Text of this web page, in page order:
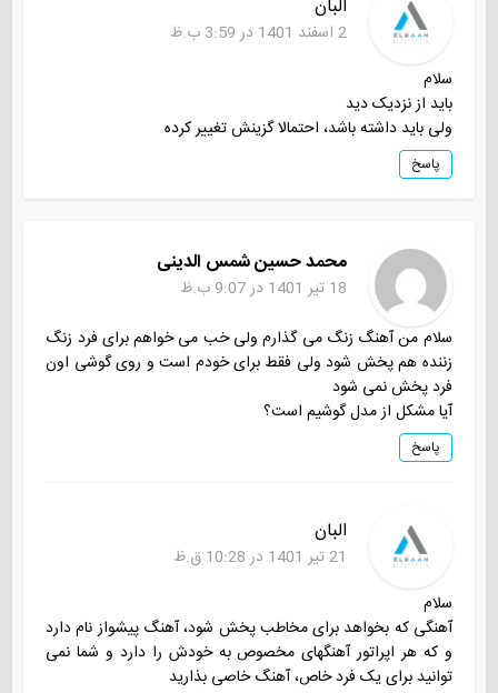
البان
2 اسفند 1401 در 3:59 ب.ظ
سلام
باید از نزدیک دید
ولی باید داشته باشد، احتمالا گزینش تغییر کرده
پاسخ
محمد حسین شمس الدینی
18 تیر 1401 در 9:07 ب.ظ
سلام من آهنگ زنگ می گذارم ولی خب می خواهم برای فرد زنگ
زننده هم پخش شود ولی فقط برای خودم است و روی گوشی اون
فرد پخش نمی شود
آیا مشکل از مدل گوشیم است؟
پاسخ
البان
21 تیر 1401 در 10:28 ق.ظ
سلام
آهنگی که بخواهد برای مخاطب پخش شود، آهنگ پیشواز نام دارد
و که هر اپراتور آهنگهای مخصوص به خودش را دارد و شما نمی
توانید برای یک فرد خاص، آهنگ خاصی بذارید